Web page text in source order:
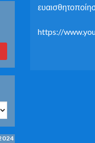
https://